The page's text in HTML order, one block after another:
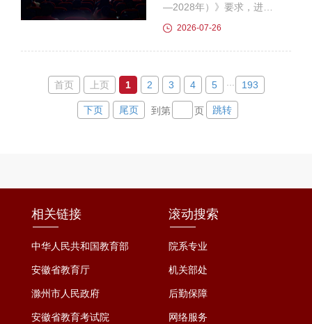
级以上干部及竞聘、选聘副
职干部共74人参加培训。
展，讲座包含《如何在教研
咨一体化上下更大功夫》
《深入学习贯彻习近平党...
—2028年）》要求，进一
步提升基层党务工作者理论
校举办2026年基层党务工
作者培训班。各党总支、党
支部班子成员及专职组织员
习近平党建思想、习近平总
绩观的重要论述、习近平...
2026-07-26
首页 上页 1 2 3 4 5 ... 193
下页 尾页 到第 页 跳转
相关链接
中华人民共和国教育部
安徽省教育厅
滁州市人民政府
安徽省教育考试院
滚动搜索
院系专业
机关部处
后勤保障
网络服务